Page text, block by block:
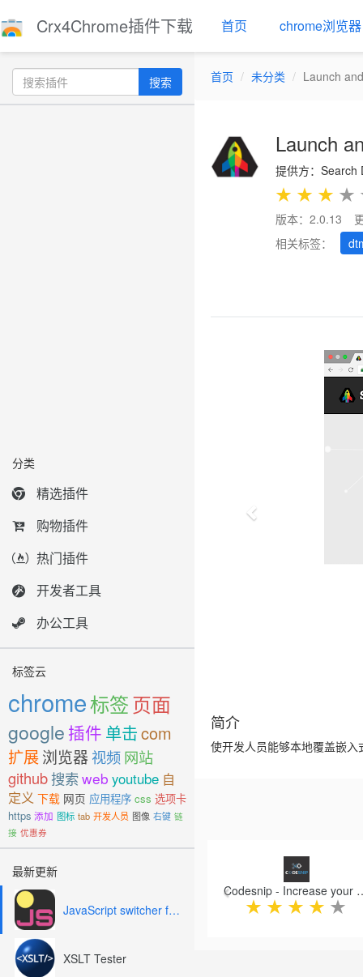
Crx4Chrome插件下载 首页 chrome浏览器
搜索
分类
精选插件
购物插件
热门插件
开发者工具
办公工具
标签云
chrome标签页面
google 插件 单击com
扩展浏览器 视频网站
github搜索web youtube 自
定义 下载 网页 应用程序 css 选项卡
https 添加 图标 tab 开发人员 图像 右键 链
接 优惠券
最新更新
JavaScript switcher for SEO and development
XSLT Tester
首页 未分类 Launch
Launch
提供方：Search
★ ★ ★ ★
版本：2.0.13
相关标签：
简介
使开发人员能够本地覆盖嵌
Codesnip -
★ ★ ★ ★ ★